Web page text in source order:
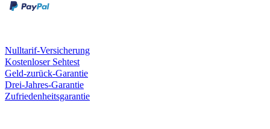
Nulltarif-Versicherung
Kostenloser Sehtest
Geld-zurück-Garantie
Drei-Jahres-Garantie
Zufriedenheitsgarantie